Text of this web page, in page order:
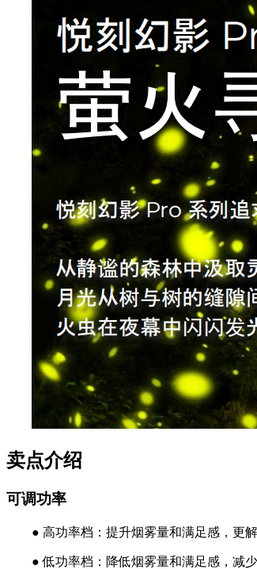
卖点介绍
可调功率
● 高功率档：提升烟雾量和满足感，更
● 低功率档：降低烟雾量和满足感，减